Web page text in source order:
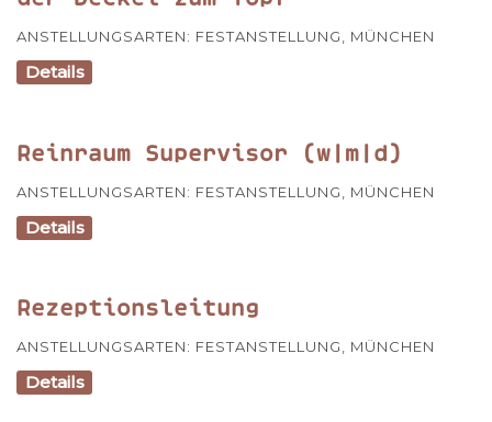
ANSTELLUNGSARTEN: FESTANSTELLUNG, MÜNCHEN
Details
Reinraum Supervisor (w|m|d)
ANSTELLUNGSARTEN: FESTANSTELLUNG MÜNCHEN
Details
Rezeptionsleitung
ANSTELLUNGSARTEN: FESTANSTELLUNG, MÜNCHEN
Details